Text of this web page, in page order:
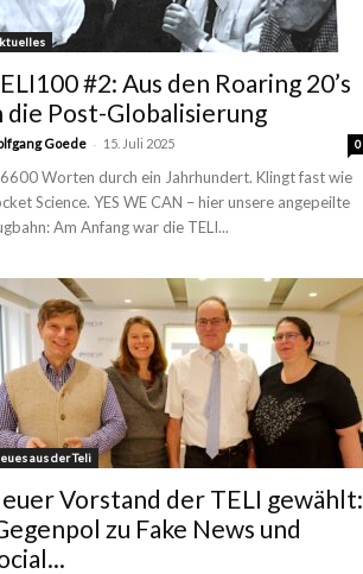
#2: Aus den Roaring 20’s
die Post-Globalisierung
Goede - 15. Juli 2025 0
Worten durch ein Jahrhundert. Klingt fast wie
Science. YES WE CAN – hier unsere angepeilte
Am Anfang war die TELI...
aus der Teli
Vorstand der TELI gewählt:
zu Fake News und